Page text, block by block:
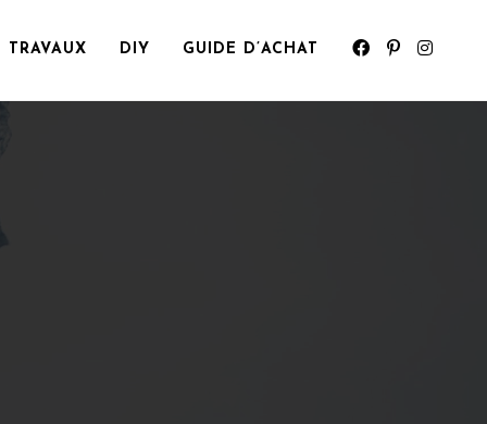
TRAVAUX DIY GUIDE D’ACHAT